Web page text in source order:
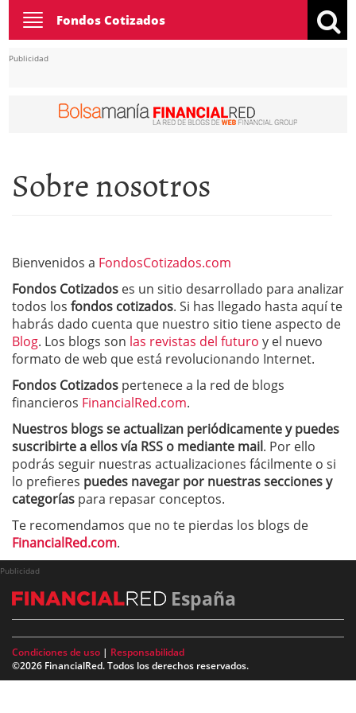
Toggle
navigation
Fondos Cotizados
Publicidad
Sobre nosotros
Bienvenidos a FondosCotizados.com
Fondos Cotizados es un sitio desarrollado para analizar
todos los fondos cotizados. Si has llegado hasta aquí te
habrás dado cuenta que nuestro sitio tiene aspecto de
Blog. Los blogs son las revistas del futuro y el nuevo
formato de web que está revolucionando Internet.
Fondos Cotizados pertenece a la red de blogs
financieros FinancialRed.com.
Nuestros blogs se actualizan periódicamente y puedes
suscribirte a ellos vía RSS o mediante mail. Por ello
podrás seguir nuestras actualizaciones fácilmente o si
lo prefieres puedes navegar por nuestras secciones y
categorías para repasar conceptos.
Te recomendamos que no te pierdas los blogs de
FinancialRed.com.
Publicidad
España
Condiciones de uso | Responsabilidad
©2026 FinancialRed. Todos los derechos reservados.